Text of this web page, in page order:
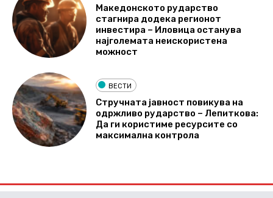
Македонското рударство
стагнира додека регионот
инвестира – Иловица останува
најголемата неискористена
можност
ВЕСТИ
Стручната јавност повикува на
одржливо рударство – Лепиткова:
Да ги користиме ресурсите со
максимална контрола